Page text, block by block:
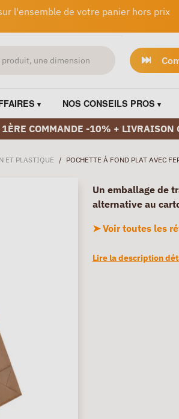
l'ensemble de votre panier hors prix
NOS CONSEILS PROS
1ÈRE COMMANDE -10% +
ET PLASTIQUE / POCHETTE À FOND PLAT AVEC
Un emballage de
alternative au
➤ Voir toutes les
Lire la description